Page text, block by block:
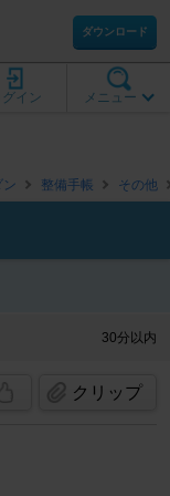
ダウンロード
メニュー
グイン
ン 整備手帳 その他
30分以内
クリップ